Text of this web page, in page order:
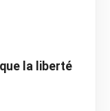
la liberté